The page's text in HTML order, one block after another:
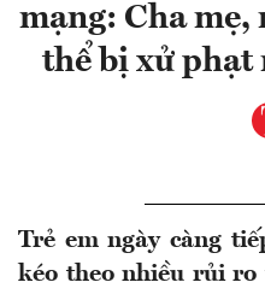
mạng: Cha mẹ,
thể bị xử phạt
Trẻ em ngày càng
kéo theo nhiều rủi ro